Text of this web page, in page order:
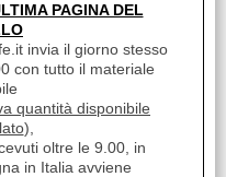
questo prodotto,
PAGINA DEL
invia il giorno stesso
con tutto il materiale
quantità disponibile
),
oltre le 9.00, in
in Italia avviene